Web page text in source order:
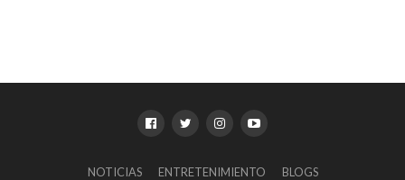
NOTICIAS ENTRETENIMIENTO BLOGS